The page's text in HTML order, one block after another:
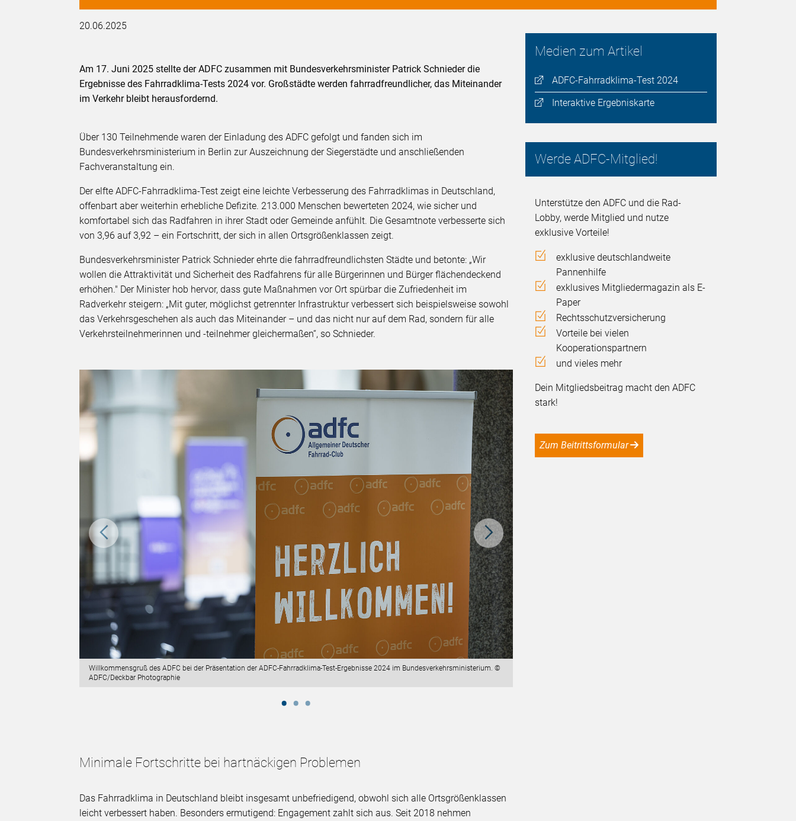
20.06.2025
Medien zum Artikel
ADFC-Fahrradklima-Test 2024
Interaktive Ergebniskarte
Werde ADFC-Mitglied!
Unterstütze den ADFC und die Rad-
Lobby, werde Mitglied und nutze
exklusive Vorteile!
exklusive deutschlandweite
Pannenhilfe
exklusives Mitgliedermagazin als E-
Paper
Rechtsschutzversicherung
Vorteile bei vielen
Kooperationspartnern
und vieles mehr
Dein Mitgliedsbeitrag macht den ADFC
stark!
Zum Beitrittsformular
Am 17. Juni 2025 stellte der ADFC zusammen mit Bundesverkehrsminister Patrick Schnieder die
Ergebnisse des Fahrradklima-Tests 2024 vor. Großstädte werden fahrradfreundlicher, das Miteinander
im Verkehr bleibt herausfordernd.
Über 130 Teilnehmende waren der Einladung des ADFC gefolgt und fanden sich im
Bundesverkehrsministerium in Berlin zur Auszeichnung der Siegerstädte und anschließenden
Fachveranstaltung ein.
Der elfte ADFC-Fahrradklima-Test zeigt eine leichte Verbesserung des Fahrradklimas in Deutschland,
offenbart aber weiterhin erhebliche Defizite. 213.000 Menschen bewerteten 2024, wie sicher und
komfortabel sich das Radfahren in ihrer Stadt oder Gemeinde anfühlt. Die Gesamtnote verbesserte sich
von 3,96 auf 3,92 – ein Fortschritt, der sich in allen Ortsgrößenklassen zeigt.
Bundesverkehrsminister Patrick Schnieder ehrte die fahrradfreundlichsten Städte und betonte: „Wir
wollen die Attraktivität und Sicherheit des Radfahrens für alle Bürgerinnen und Bürger flächendeckend
erhöhen." Der Minister hob hervor, dass gute Maßnahmen vor Ort spürbar die Zufriedenheit im
Radverkehr steigern: „Mit guter, möglichst getrennter Infrastruktur verbessert sich beispielsweise sowohl
das Verkehrsgeschehen als auch das Miteinander – und das nicht nur auf dem Rad, sondern für alle
Verkehrsteilnehmerinnen und -teilnehmer gleichermaßen“, so Schnieder.
Willkommensgruß des ADFC bei der Präsentation der ADFC-Fahrradklima-Test-Ergebnisse 2024 im Bundesverkehrsministerium. ©
ADFC/Deckbar Photographie
Minimale Fortschritte bei hartnäckigen Problemen
Das Fahrradklima in Deutschland bleibt insgesamt unbefriedigend, obwohl sich alle Ortsgrößenklassen
leicht verbessert haben. Besonders ermutigend: Engagement zahlt sich aus. Seit 2018 nehmen